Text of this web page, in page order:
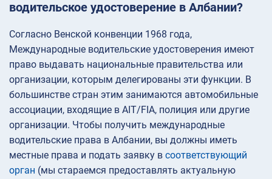
водительское удостоверение в Албании?
Согласно Венской конвенции 1968 года,
Международные водительские удостоверения имеют
право выдавать национальные правительства или
организации, которым делегированы эти функции. В
большинстве стран этим занимаются автомобильные
ассоциации, входящие в AIT/FIA, полиция или другие
организации. Чтобы получить международные
водительские права в Албании, вы должны иметь
местные права и подать заявку в соответствующий
орган (мы стараемся предоставлять актуальную